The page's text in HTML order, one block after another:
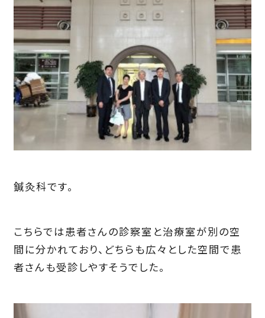
鍼灸科です。
こちらでは患者さんの診察室と治療室が別の空
間に分かれており、どちらも広々とした空間で患
者さんも受診しやすそうでした。